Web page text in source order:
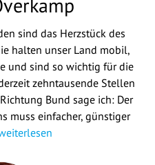
sind das Herzstück des
halten unser Land mobil,
und sind so wichtig für die
zehntausende Stellen
Bund sage ich: Der
muss einfacher, günstiger